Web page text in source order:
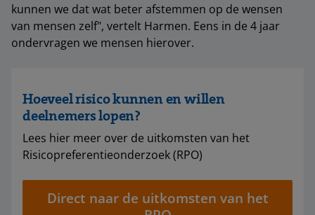
kunnen we dat wat beter afstemmen op de wensen
van mensen zelf", vertelt Harmen. Eens in de 4 jaar
ondervragen we mensen hierover.
Hoeveel risico kunnen en willen
deelnemers lopen?
Lees hier meer over de uitkomsten van het
Risicopreferentieonderzoek (RPO)
Direct naar de uitkomsten van het